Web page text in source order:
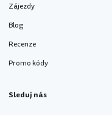
Zájezdy
Blog
Recenze
Promo kódy
Sleduj nás